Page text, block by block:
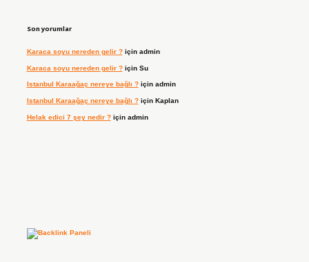
Son yorumlar
Karaca soyu nereden gelir ?için admin
Karaca soyu nereden gelir ?için Su
Istanbul Karaağaç nereye bağlı ?için admin
Istanbul Karaağaç nereye bağlı ?için Kaplan
Helak edici 7 şey nedir ?için admin